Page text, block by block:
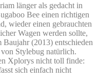
länger als gedacht in
Bee einen richtigen
wieder einen gebrauchten
Wagen werden sollte,
(2013) entschieden
Stylebug natürlich.
Xplorys nicht toll finde:
sich einfach nicht